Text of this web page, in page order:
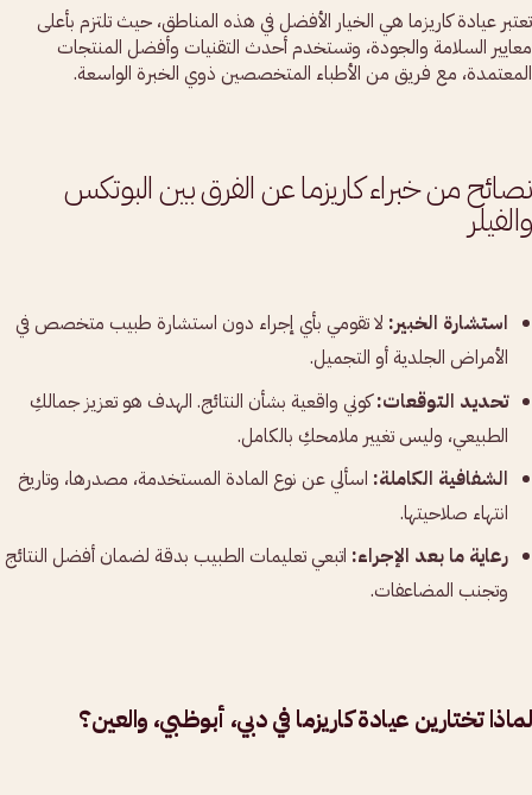
تعتبر عيادة كاريزما هي الخيار الأفضل في هذه المناطق، حيث تلتزم بأعلى
معايير السلامة والجودة، وتستخدم أحدث التقنيات وأفضل المنتجات
المعتمدة، مع فريق من الأطباء المتخصصين ذوي الخبرة الواسعة.
نصائح من خبراء كاريزما عن الفرق بين البوتكس
والفيلر
استشارة الخبير: لا تقومي بأي إجراء دون استشارة طبيب متخصص في
الأمراض الجلدية أو التجميل.
تحديد التوقعات:كوني واقعية بشأن النتائج. الهدف هو تعزيز جمالكِ
الطبيعي، وليس تغيير ملامحكِ بالكامل.
الشفافية الكاملة: اسألي عن نوع المادة المستخدمة، مصدرها، وتاريخ
انتهاء صلاحيتها.
رعاية ما بعد الإجراء: اتبعي تعليمات الطبيب بدقة لضمان أفضل النتائج
وتجنب المضاعفات.
لماذا تختارين عيادة كاريزما في دبي، أبوظبي، والعين؟